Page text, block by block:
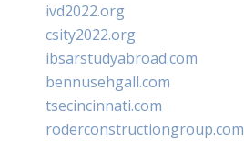
ivd2022.org
csity2022.org
ibsarstudyabroad.com
bennusehgall.com
tsecincinnati.com
roderconstructiongroup.com